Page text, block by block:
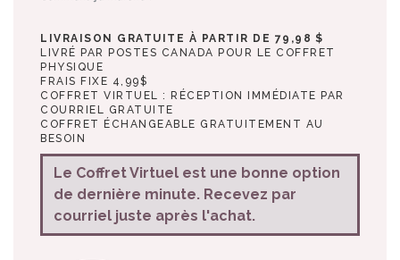
LIVRAISON GRATUITE À PARTIR DE 79,98 $
LIVRÉ PAR POSTES CANADA POUR LE COFFRET
PHYSIQUE
FRAIS FIXE 4,99$
COFFRET VIRTUEL : RÉCEPTION IMMÉDIATE PAR
COURRIEL GRATUITE
COFFRET ÉCHANGEABLE GRATUITEMENT AU
BESOIN
Le Coffret Virtuel est une bonne option
de dernière minute. Recevez par
courriel juste après l'achat.